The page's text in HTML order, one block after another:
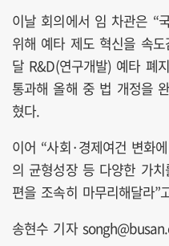
이날 회의에서 임 차관은 “
위해 예타 제도 혁신을 속
달 R&D(연구개발) 예타 폐
통과해 올해 중 법 개정을
혔다.
이어 “사회·경제여건 변화
의 균형성장 등 다양한 가
편을 조속히 마무리해달라”
송현수 기자